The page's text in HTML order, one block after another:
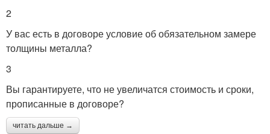
2
У вас есть в договоре условие об обязательном замере
толщины металла?
3
Вы гарантируете, что не увеличатся стоимость и сроки,
прописанные в договоре?
читать дальше →